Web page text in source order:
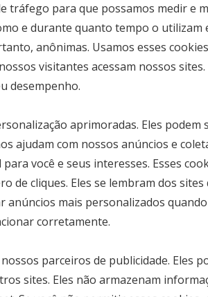
tráfego para que possamos medir e
e durante quanto tempo o
anônimas. Usamos esses
visitantes acessam nossos
desempenho.
aprimoradas. Eles
ajudam com nossos anúncios e
você e seus interesses. Esses
de cliques. Eles se lembram dos
mais personalizados
corretamente.
parceiros de publicidade. Eles
sites. Eles não armazenam